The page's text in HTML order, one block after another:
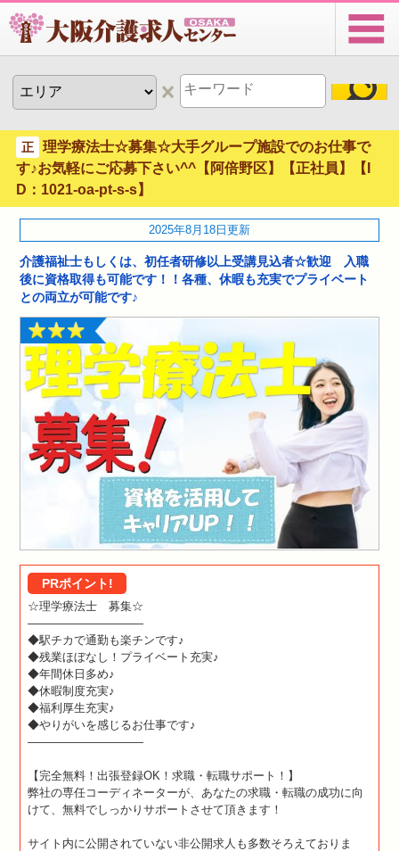
正
理学療法士☆募集☆大手グループ施設でのお仕事で
す♪お気軽にご応募下さい^^【阿倍野区】【正社員】【I
D：1021-oa-pt-s-s】
2025年8月18日更新
介護福祉士もしくは、初任者研修以上受講見込者☆歓迎 入職
後に資格取得も可能です！！各種、休暇も充実でプライベート
との両立が可能です♪
PRポイント!
☆理学療法士 募集☆
——————————
◆駅チカで通勤も楽チンです♪
◆残業ほぼなし！プライベート充実♪
◆年間休日多め♪
◆休暇制度充実♪
◆福利厚生充実♪
◆やりがいを感じるお仕事です♪
——————————
【完全無料！出張登録OK！求職・転職サポート！】
弊社の専任コーディネーターが、あなたの求職・転職の成功に向
けて、無料でしっかりサポートさせて頂きます！
サイト内に公開されていない非公開求人も多数そろえておりま